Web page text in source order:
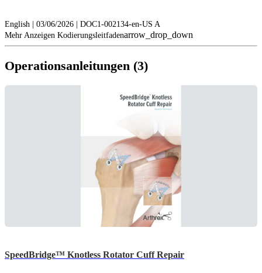
English | 03/06/2026 | DOC1-002134-en-US A
Mehr Anzeigen Kodierungsleitfadenarrow_drop_down
Operationsanleitungen (3)
SpeedBridge™ Knotless Rotator Cuff Repair